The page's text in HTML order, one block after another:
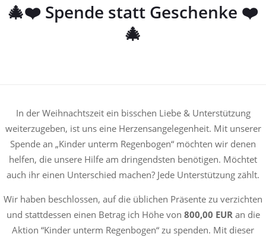
🎄❤️ Spende statt Geschenke ❤️
🎄
In der Weihnachtszeit ein bisschen Liebe & Unterstützung
weiterzugeben, ist uns eine Herzensangelegenheit. Mit unserer
Spende an „Kinder unterm Regenbogen“ möchten wir denen
helfen, die unsere Hilfe am dringendsten benötigen. Möchtet
auch ihr einen Unterschied machen? Jede Unterstützung zählt.
Wir haben beschlossen, auf die üblichen Präsente zu verzichten
und stattdessen einen Betrag ich Höhe von 800,00 EURan die
Aktion “Kinder unterm Regenbogen“ zu spenden. Mit dieser